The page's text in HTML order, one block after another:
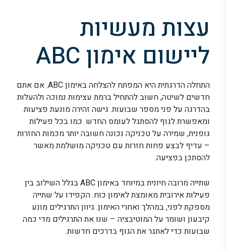
עצות מעשיות
ליישום אימון ABC
התחלה הדרגתית היא המפתח להצלחה באימון ABC. אם אתם
חדשים לשיטה, חשוב להתחיל ברמת עצימות נמוכה ולהעלות
בהדרגה על פני מספר שבועות. גישה זהירה מונעת פציעות
ומאפשרת לגוף להסתגל לעומס החדש. כמו בכל פעילות
גופנית, שמירה על טכניקה נכונה חשובה יותר מכמות החזרות
– עדיף לבצע פחות חזרות עם טכניקה מושלמת מאשר
להסתכן בפציעה.
שתייה מרובה חיונית במיוחד באימון ABC בגלל השילוב בין
פעילות אירובית מאומצת לאימון כוח. הקפידו על שתייה
מספקת לפני, במהלך ואחרי האימון. גיוון התרגילים מונע
קיבעון ושומר על המוטיבציה – שנו את התרגילים מדי כמה
שבועות כדי לאתגר את הגוף בדרכים חדשות.